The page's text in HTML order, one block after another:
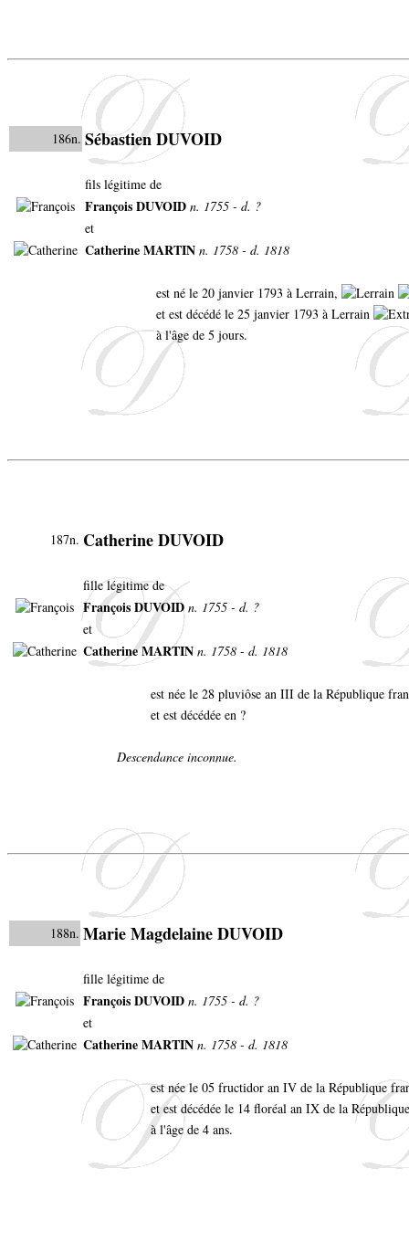
186n. Sébastien DUVOID
fils légitime de
François DUVOID n. 1755 - d. ?
et
Catherine MARTIN n. 1758 - d. 1818
est né le 20 janvier 1793 à Lerrain,
et est décédé le 25 janvier 1793 à Lerrain
à l'âge de 5 jours.
187n. Catherine DUVOID
fille légitime de
François DUVOID n. 1755 - d. ?
et
Catherine MARTIN n. 1758 - d. 1818
est née le 28 pluviôse an III de la République
et est décédée en ?
Descendance inconnue.
188n. Marie Magdelaine DUVOID
fille légitime de
François DUVOID n. 1755 - d. ?
et
Catherine MARTIN n. 1758 - d. 1818
est née le 05 fructidor an IV de la République
et est décédée le 14 floréal an IX de la
à l'âge de 4 ans.